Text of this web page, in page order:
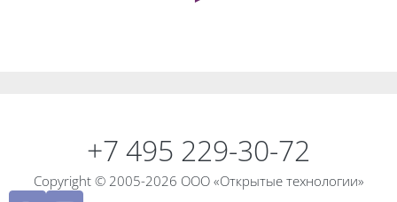
+7 495 229-30-72
Copyright © 2005-2026 ООО «Открытые технологии»